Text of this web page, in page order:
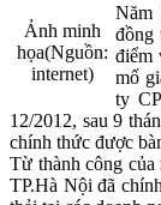
Ảnh minh
họa(Nguồn:
internet)
Năm
đồng
điểm
mổ
ty
12/2012, sau 9
chính thức được
Từ thành công
TP.Hà Nội đã